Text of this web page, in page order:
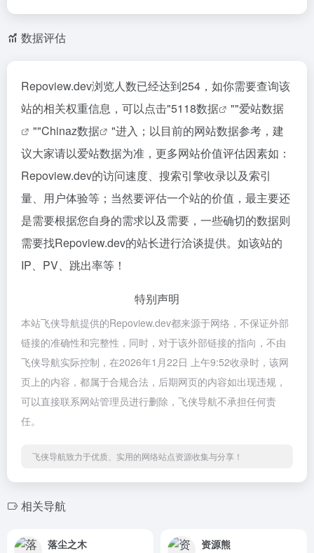
数据评估
Repoview.dev浏览人数已经达到254，如你需要查询该
站的相关权重信息，可以点击"5118数据 ""爱站数据
""Chinaz数据
"进入；以目前的网站数据参考，建
议大家请以爱站数据为准，更多网站价值评估因素如：
Repoview.dev的访问速度、搜索引擎收录以及索引
量、用户体验等；当然要评估一个站的价值，最主要还
是需要根据您自身的需求以及需要，一些确切的数据则
需要找Repoview.dev的站长进行洽谈提供。如该站的
IP、PV、跳出率等！
特别声明
本站飞侠导航提供的Repoview.dev都来源于网络，不保证外部
链接的准确性和完整性，同时，对于该外部链接的指向，不由
飞侠导航实际控制，在2026年1月22日 上午9:52收录时，该网
页上的内容，都属于合规合法，后期网页的内容如出现违规，
可以直接联系网站管理员进行删除，飞侠导航不承担任何责
任。
飞侠导航致力于优质、实用的网络站点资源收集与分享！
相关导航
落尘之木 资源熊